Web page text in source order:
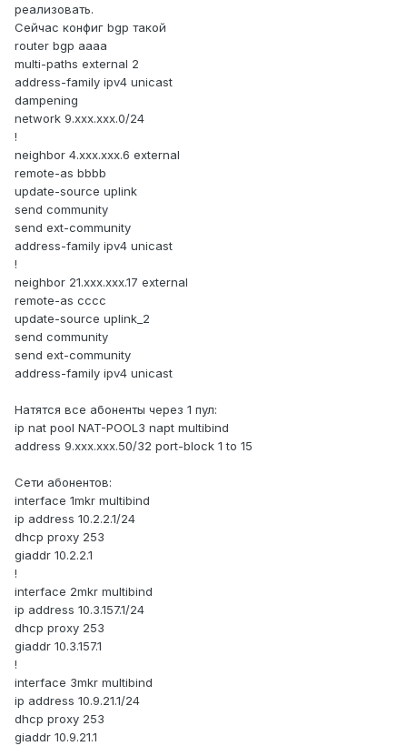
реализовать.
Сейчас конфиг bgp такой
router bgp aaaa
multi-paths external 2
address-family ipv4 unicast
dampening
network 9.xxx.xxx.0/24
!
neighbor 4.xxx.xxx.6 external
remote-as bbbb
update-source uplink
send community
send ext-community
address-family ipv4 unicast
!
neighbor 21.xxx.xxx.17 external
remote-as cccc
update-source uplink_2
send community
send ext-community
address-family ipv4 unicast
Натятся все абоненты через 1 пул:
ip nat pool NAT-POOL3 napt multibind
address 9.xxx.xxx.50/32 port-block 1 to 15
Сети абонентов:
interface 1mkr multibind
ip address 10.2.2.1/24
dhcp proxy 253
giaddr 10.2.2.1
!
interface 2mkr multibind
ip address 10.3.157.1/24
dhcp proxy 253
giaddr 10.3.157.1
!
interface 3mkr multibind
ip address 10.9.21.1/24
dhcp proxy 253
giaddr 10.9.21.1